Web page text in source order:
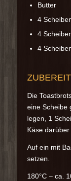
Butter
4
4
4
Die
eine Scheibe
legen, 1
Käse darüber
Auf ein mit
setzen.
180°C – ca.